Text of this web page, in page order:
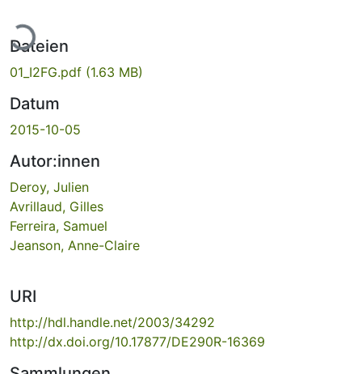
Dateien
01_I2FG.pdf (1.63 MB)
Datum
2015-10-05
Autor:innen
Deroy, Julien
Avrillaud, Gilles
Ferreira, Samuel
Jeanson, Anne-Claire
URI
http://hdl.handle.net/2003/34292
http://dx.doi.org/10.17877/DE290R-16369